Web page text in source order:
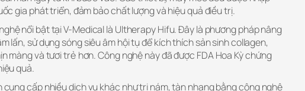
gia phát triển, đảm bảo chất lượng và hiệu quả điều trị.
nổi bật tại V-Medical là Ultherapy Hifu. Đây là phương pháp nâng
lấn, sử dụng sóng siêu âm hội tụ để kích thích sản sinh collagen,
màng và tươi trẻ hơn. Công nghệ này đã được FDA Hoa Kỳ chứng
quả.
cung cấp nhiều dịch vụ khác như trị nám, tàn nhang bằng công nghệ